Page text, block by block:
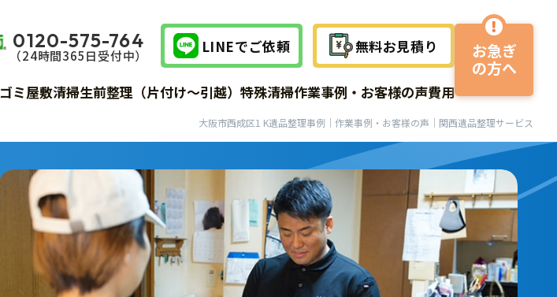
0120-575-764
（24時間365⽇受付中） LINEでご依頼 無料お見積り
よくある質問
ゴミ屋敷清掃
よくある質問
生前整理（片付け～引越）
よくある質問
特殊清掃
費用 サービスの流れ
作業事例・お客様の声費用
お急ぎ
の方へ
大阪市西成区1 K遺品整理事例｜作業事例・お客様の声｜関西遺品整理サービス